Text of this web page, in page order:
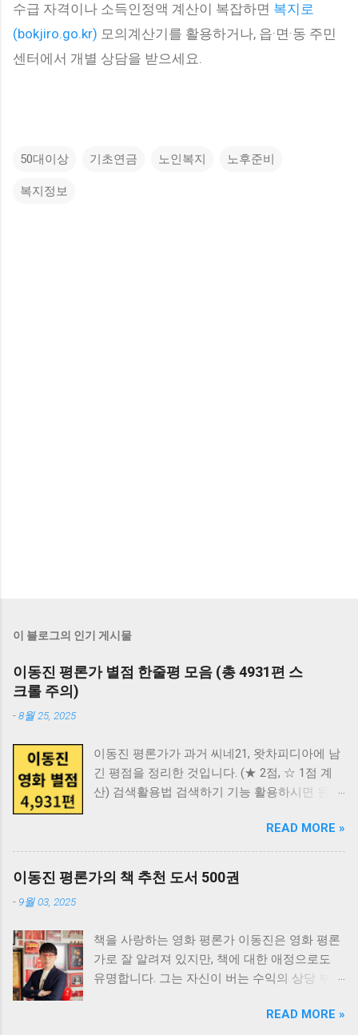
수급 자격이나 소득인정액 계산이 복잡하면 복지로
(bokjiro.go.kr) 모의계산기를 활용하거나, 읍·면·동 주민
센터에서 개별 상담을 받으세요.
50대이상 기초연금 노인복지 노후준비
복지정보
이 블로그의 인기 게시물
이동진 평론가 별점 한줄평 모음 (총 4931편 스
크롤 주의)
-8월 25, 2025
이동진 평론가가 과거 씨네21, 왓차피디아에 남
긴 평점을 정리한 것입니다. (★ 2점, ☆ 1점 계
산) 검색활용법 검색하기 기능 활용하시면 원하
F 누르면 검색 가능합니다. - 모바일 : 주소창에
"영화제목" 입력 후 "이 페이지" 찾기. - 영화제
목 클릭 시 볼 수 있는 OTT 목록 확인 가능
★★★★★ 10점 (108편) 영화제목 출시년도 한
1991 곡성(哭聲) 2016 그 모든 의미에서 무시무
시하다. 광기가 우리를 갈라놓을 때까지 2013 괴
물 1982 바로 이런 게 벗어날 수 없는 지옥의 풍
체험된다. 경이롭다. 그랜드 부다페스트 호텔
READ MORE »
이동진 평론가의 책 추천 도서 500권
- 9월 03, 2025
책을 사랑하는 영화 평론가 이동진은 영화 평론
가로 잘 알려져 있지만, 책에 대한 애정으로도
유명합니다. 그는 자신이 버는 수익의 상당 부분
23,000권이 넘는 방대한 장서를 소장하고 있는
READ MORE »